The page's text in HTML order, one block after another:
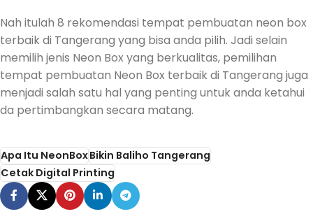
Nah itulah 8 rekomendasi tempat pembuatan neon box
terbaik di Tangerang yang bisa anda pilih. Jadi selain
memilih jenis Neon Box yang berkualitas, pemilihan
tempat pembuatan Neon Box terbaik di Tangerang juga
menjadi salah satu hal yang penting untuk anda ketahui
da pertimbangkan secara matang.
Apa Itu NeonBoxBikin Baliho Tangerang
Cetak Digital Printing